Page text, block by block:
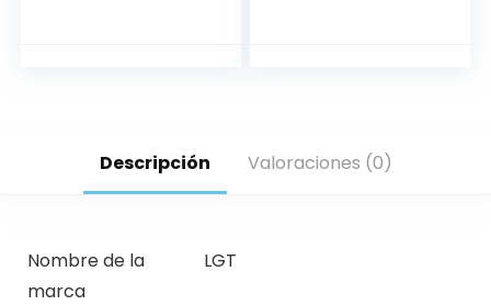
Descripción Valoraciones (0)
Nombre de la
marca
LGT